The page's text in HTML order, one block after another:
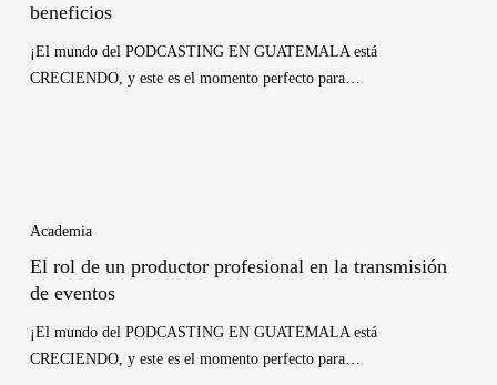
beneficios
¡El mundo del PODCASTING EN GUATEMALA está
CRECIENDO, y este es el momento perfecto para…
Academia
El rol de un productor profesional en la transmisión
de eventos
¡El mundo del PODCASTING EN GUATEMALA está
CRECIENDO, y este es el momento perfecto para…